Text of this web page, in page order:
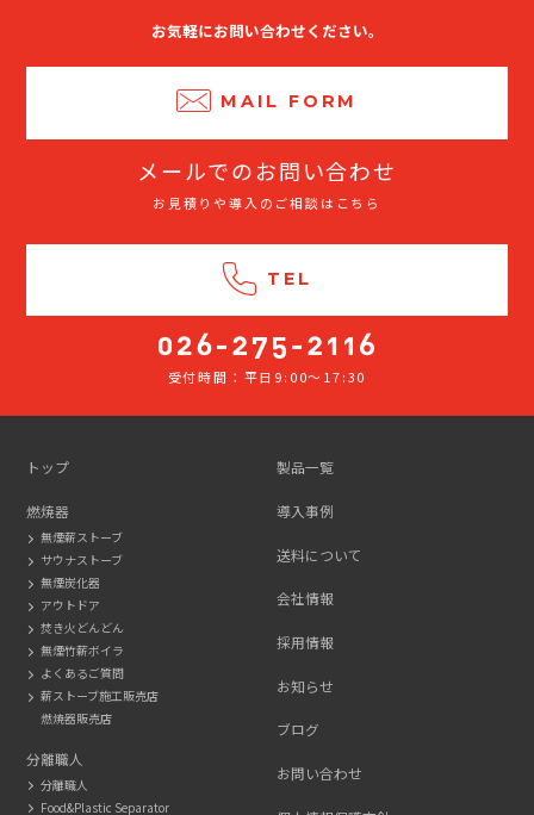
お気軽にお問い合わせください。
MAIL FORM
メールでのお問い合わせ
お見積りや導入のご相談はこちら
TEL
受付時間：平日9:00～17:30
トップ
燃焼器
無煙薪ストーブ
サウナストーブ
無煙炭化器
アウトドア
焚き火どんどん
無煙竹薪ボイラ
よくあるご質問
薪ストーブ施工販売店
燃焼器販売店
分離職人
分離職人
Food&Plastic Separator
製品一覧
導入事例
送料について
会社情報
採用情報
お知らせ
ブログ
お問い合わせ